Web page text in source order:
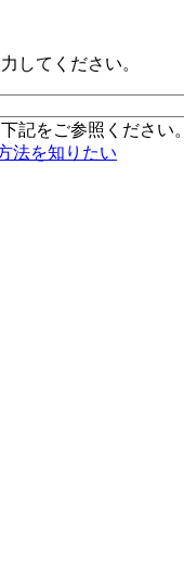
してください。
記をご参照ください。
法を知りたい